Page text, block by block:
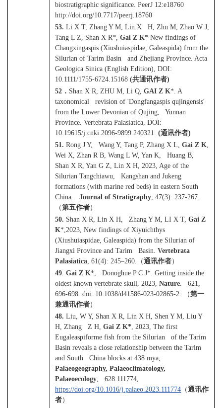
biostratigraphic significance. PeerJ 12:e18760
http://doi.org/10.7717/peerj.18760
53. Li X T, Zhang Y M, Lin X H, Zhu M, Zhao W J,
Tang L Z, Shan X R*, Gai Z K* New findings of
Changxingaspis (Xiushuiaspidae, Galeaspida) from the
Silurian of Tarim Basin and Zhejiang Province. Acta
Geologica Sinica (English Edition), DOI:
10.1111/1755-6724.15168 (共通讯作者)
52 ． Shan X R, ZHU M, Li Q, GAI Z K*. A
taxonomical revision of 'Dongfangaspis qujingensis'
from the Lower Devonian of Qujing, Yunnan
Province. Vertebrata Palasiatica, DOI:
10.19615/j.cnki.2096-9899.240321. (通讯作者)
51. Rong J Y, Wang Y, Tang P, Zhang X L, Gai Z K,
Wei X, Zhan R B, Wang L W, Yan K, Huang B,
Shan X R, Yan G Z, Lin X H, 2023, Age of the
Silurian Tangchiawu, Kangshan and Jukeng
formations (with marine red beds) in eastern South
China. Journal of Stratigraphy, 47(3): 237-267.
（第五作者）
50. Shan X R, Lin X H, Zhang Y M, LI X T, Gai Z
K*,2023, New findings of Xiyuichthys
(Xiushuiaspidae, Galeaspida) from the Silurian of
Jiangxi Province and Tarim Basin. Vertebrata
Palasiatica, 61(4): 245–260. （通讯作者）
49. Gai Z K*, Donoghue P C J*. Getting inside the
oldest known vertebrate skull, 2023, Nature. 621,
696-698. doi: 10.1038/d41586-023-02865-2. （第一
兼通讯作者）
48. Liu, W Y, Shan X R, Lin X H, Shen Y M, Liu Y
H, Zhang Z H, Gai Z K*, 2023, The first
Eugaleaspiforme fish from the Silurian of the Tarim
Basin reveals a close relationship between the Tarim
and South China blocks at 438 mya,
Palaeogeography, Palaeoclimatology,
Palaeoecology, 628:111774,
https://doi.org/10.1016/j.palaeo.2023.111774 （通讯作
者）